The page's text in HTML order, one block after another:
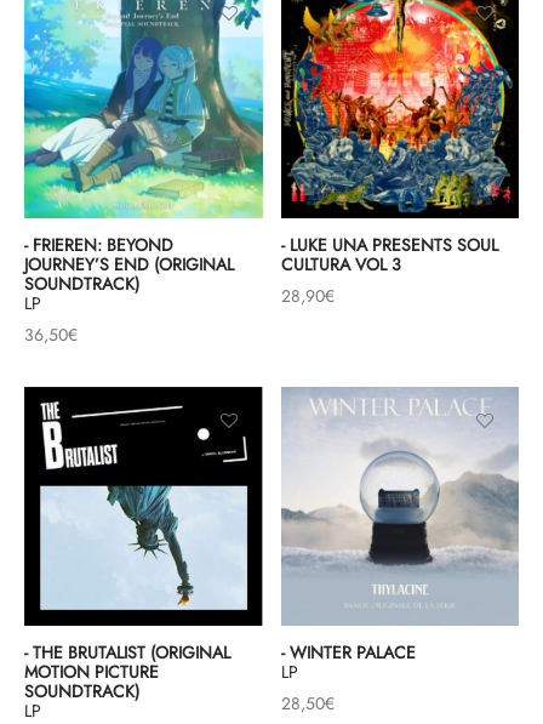
- FRIEREN: BEYOND
JOURNEY’S END (ORIGINAL
SOUNDTRACK)
LP
36,50€
- LUKE UNA PRESENTS SOUL
CULTURA VOL 3
28,90€
- THE BRUTALIST (ORIGINAL
MOTION PICTURE
SOUNDTRACK)
LP
- WINTER PALACE
LP
28,50€
HIP-HOP
MUSIQUES IMPROVISEES
DU MONDE
CLASSIQUE